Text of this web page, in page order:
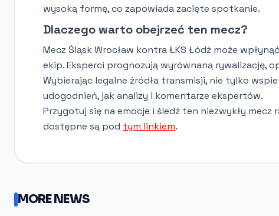
wysoką formę, co zapowiada zacięte spotkanie.
Dlaczego warto obejrzeć ten mecz?
Mecz Śląsk Wrocław kontra ŁKS Łódź może
ekip. Eksperci prognozują wyrównaną
Wybierając legalne źródła transmisji, nie tylko
udogodnień, jak analizy i komentarze ekspertów.
Przygotuj się na emocje i śledź ten niezwykły
dostępne są pod tym linkiem.
MORE NEWS